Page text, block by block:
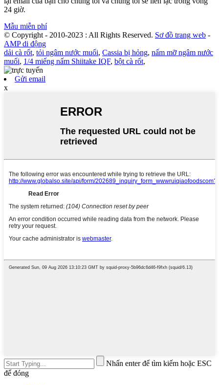
24 giờ.
Mẫu miễn phí
© Copyright - 2010-2023 : All Rights Reserved. Sơ đồ trang web -
AMP di động
dải cà rốt, tỏi ngâm nước muối, Cassia bị hỏng, nấm mỡ ngâm nước
muối, 1/4 miếng nấm Shiitake IQF, bột cà rốt,
Gửi email
x
Nhấn enter để tìm kiếm hoặc ESC
để đóng